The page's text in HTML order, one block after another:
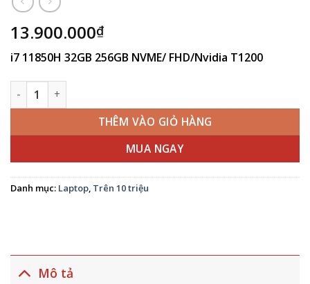
13.900.000₫
i7 11850H 32GB 256GB NVME/ FHD/Nvidia T1200
Dell Precision 7560 số lượng
THÊM VÀO GIỎ HÀNG
MUA NGAY
Danh mục: Laptop Trên 10 triệu
Mô tả